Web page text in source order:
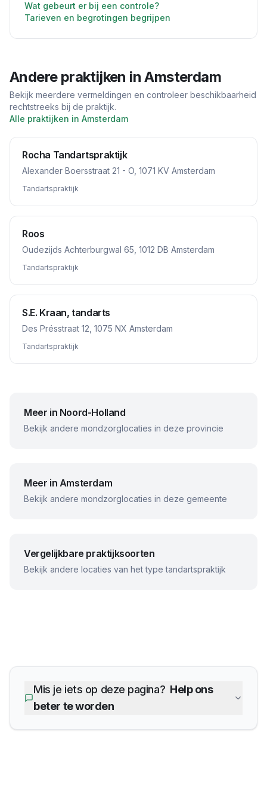
Wat gebeurt er bij een controle?
Tarieven en begrotingen begrijpen
Andere praktijken inAmsterdam
Bekijk meerdere vermeldingen en controleer beschikbaarheid
rechtstreeks bij de praktijk.
Alle praktijken in Amsterdam
Rocha Tandartspraktijk
Alexander Boersstraat 21 - O, 1071 KV Amsterdam
Tandartspraktijk
Roos
Oudezijds Achterburgwal 65, 1012 DB Amsterdam
Tandartspraktijk
S.E. Kraan, tandarts
Des Présstraat 12, 1075 NX Amsterdam
Tandartspraktijk
Meer in Noord-Holland
Bekijk andere mondzorglocaties in deze provincie
Meer in Amsterdam
Bekijk andere mondzorglocaties in deze gemeente
Vergelijkbare praktijksoorten
Bekijk andere locaties van het type tandartspraktijk
Mis je iets op deze pagina? Help ons
beter te worden